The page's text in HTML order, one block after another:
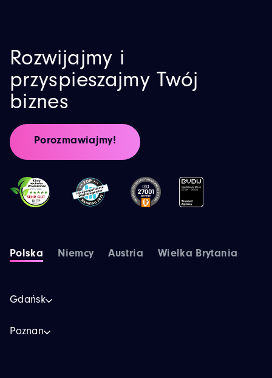
Rozwijajmy i
przyspieszajmy Twój
biznes
Porozmawiajmy!
Polska Niemcy Austria Wielka Brytania
Gdańsk
Poznan